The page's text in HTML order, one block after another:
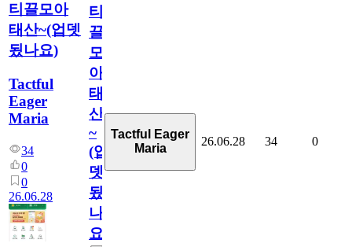
티끌모아
태산~(업뎃
됬나요)
Tactful
Eager
Maria
34
0
0
26.06.28
티
끌
모
아
태
산
~
(업
뎃
됬
나
요)
Tactful Eager
Maria
26.06.28 34 0